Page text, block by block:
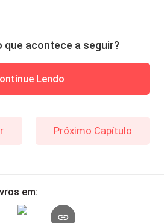
que acontece a seguir?
Lendo
Próximo Capítulo
em: